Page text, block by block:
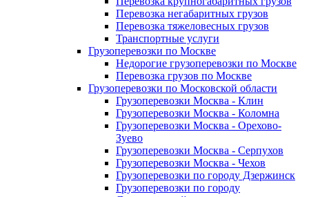
Перевозка негабаритных грузов
Перевозка тяжеловесных грузов
Транспортные услуги
Грузоперевозки по Москве
Недорогие грузоперевозки по Москве
Перевозка грузов по Москве
Грузоперевозки по Московской области
Грузоперевозки Москва - Клин
Грузоперевозки Москва - Коломна
Грузоперевозки Москва - Орехово-
Зуево
Грузоперевозки Москва - Серпухов
Грузоперевозки Москва - Чехов
Грузоперевозки по городу Дзержинск
Грузоперевозки по городу